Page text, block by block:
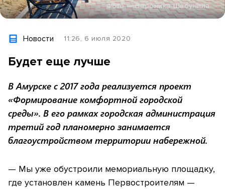
Фото — Вероника Шабунина
Новости 11:26, 6 июля 2020
Будет еще лучше
В Амурске с 2017 года реализуется проект
«Формирование комфортной городской
среды». В его рамках городская администрация
третий год планомерно занимается
благоустройством территории набережной.
— Мы уже обустроили мемориальную площадку,
где установлен камень Первостроителям —